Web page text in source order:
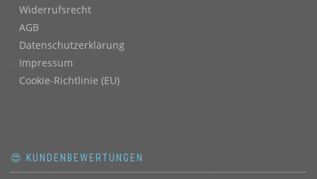
Widerrufsrecht
AGB
Datenschutzerklärung
Impressum
Cookie-Richtlinie (EU)
😍 KUNDENBEWERTUNGEN